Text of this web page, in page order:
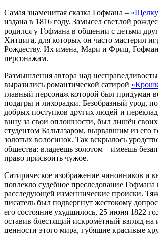
Самая знаменитая сказка Гофмана –
издана в 1816 году. Замысел светлой
родился у Гофмана в общении с детьми
Хитцига, для которых он часто мастерил
Рождеству. Их имена, Мари и Фриц,
персонажам.
Размышления автора над
выразились романтической сатирой
главный персонаж которой был придуман
подагры и лихорадки. Безобразный урод,
добрых поступков других людей и
вину за свои оплошности, был лишён
студентом Бальтазаром, вырвавшим из его
золотых волосинок. Так вскрылось
общества: владеешь золотом – имеешь
право присвоить чужое.
Сатирическое изображение чиновников и
повлекло судебное преследование Гофмана
расследующей изменнические происки.
писатель был подвергнут жестокому
его состояние ухудшилось, 25 июня 1822
оставив блестящий искромётный взгляд
ценности этого мира, губящие красивые